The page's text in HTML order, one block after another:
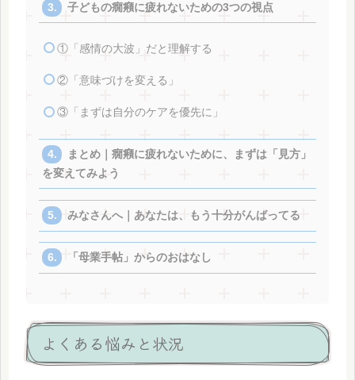
子どもの癇癪に疲れないための3つの視点
①「感情の大波」だと理解する
②「意味づけを変える」
③「まずは自分のケアを優先に」
まとめ｜癇癪に疲れないために、まずは「見方」
を変えてみよう
みなさんへ｜あなたは、もう十分がんばってる
「母業手帖」からのおはなし
よくある悩みと状況